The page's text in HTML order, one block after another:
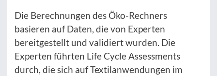
Die Berechnungen des Öko-Rechners
basieren auf Daten, die von Experten
bereitgestellt und validiert wurden. Die
Experten führten Life Cycle Assessments
durch, die sich auf Textilanwendungen im